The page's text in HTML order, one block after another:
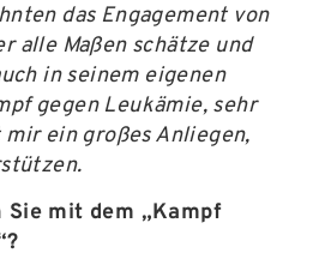
das Engagement von
alle Maßen schätze und
in seinem eigenen
gegen Leukämie, sehr
ein großes Anliegen,
Sie mit dem „Kampf